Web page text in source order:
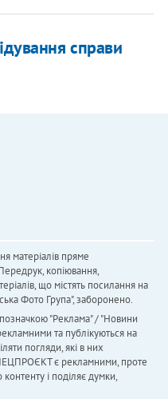
справи
матеріалів пряме
копіювання,
що містять посилання на
Фото Група", заборонено.
позначкою "Реклама" / "Новини
та публікуються на
погляди, які в них
є рекламними, проте
контенту і поділяє думки,